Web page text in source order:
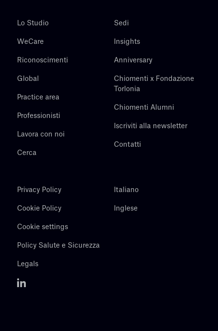
Lo Studio
WeCare
Riconoscimenti
Global
Practice area
Professionisti
Lavora con noi
Cerca
Sedi
Insights
Anniversary
Chiomenti x Fondazione
Torlonia
Chiomenti Alumni
Iscriviti alla newsletter
Contatti
Privacy Policy
Cookie Policy
Cookie settings
Policy Salute e Sicurezza
Legals
Italiano
Inglese